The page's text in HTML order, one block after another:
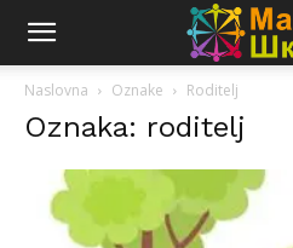
Naslovna Oznake Roditelj
Oznaka: roditelj